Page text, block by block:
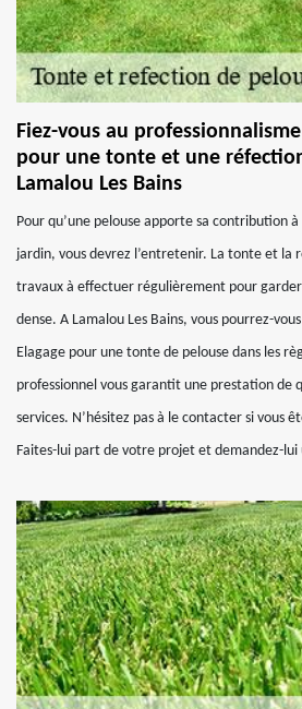
Fiez-vous au
pour une tonte et une
Lamalou Les Bains
Pour qu’une pelouse apporte sa contribution
jardin, vous devrez l’entretenir. La tonte et la
travaux à effectuer régulièrement pour
dense. A Lamalou Les Bains, vous pourrez-
Elagage pour une tonte de pelouse dans les
professionnel vous garantit une prestation de
services. N’hésitez pas à le contacter si vous
Faites-lui part de votre projet et demandez-lui